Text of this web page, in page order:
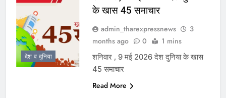
देश व दुनिया
के खास 45 समाचार
admin_tharexpressnews
3
months ago
0 1 mins
शनिवार , 9 मई 2026 देश दुनिया के खास
45 समाचार
Read More